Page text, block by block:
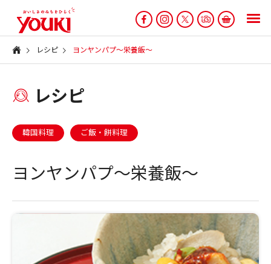
レシピ ヨンヤンパプ〜栄養飯〜
レシピ
韓国料理 ご飯・餅料理
ヨンヤンパプ〜栄養飯〜